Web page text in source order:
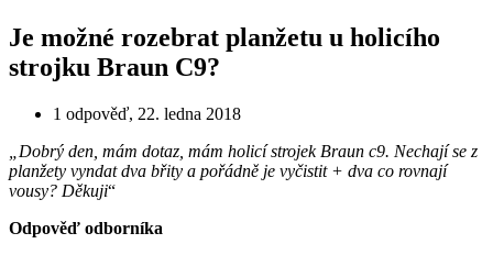
Je možné rozebrat planžetu u holicího
strojku Braun C9?
1 odpověď, 22. ledna 2018
„Dobrý den, mám dotaz, mám holicí strojek Braun c9. Nechají se z
planžety vyndat dva břity a pořádně je vyčistit + dva co rovnají
vousy? Děkuji“
Odpověď odborníka